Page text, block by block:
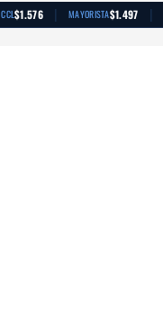
CCL$1.576 | MAYORISTA$1.497 |